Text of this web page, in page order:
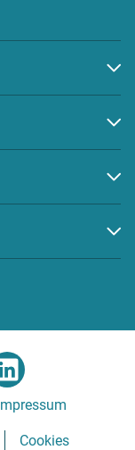
Impressum
Cookies